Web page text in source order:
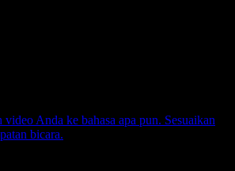
Anda ke bahasa apa pun. Sesuaikan
bicara.